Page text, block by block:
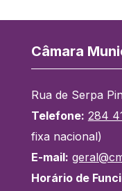
Câmara
Rua de Serpa
Telefone: 284
fixa nacional)
E-mail:
Horário de